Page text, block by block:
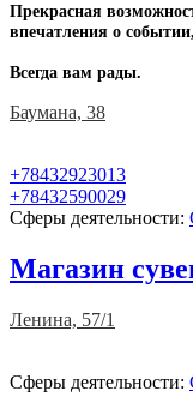
Прекрасная
впечатления о
Всегда вам рады.
Баумана, 38
+78432923013
+78432590029
Сферы деятельности:
Магазин
Ленина, 57/1
Сферы деятельности: